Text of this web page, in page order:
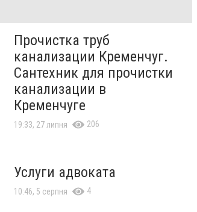
Прочистка труб
канализации Кременчуг.
Сантехник для прочистки
канализации в
Кременчуге
19:33, 27 липня 206
Услуги адвоката
10:46, 5 серпня 4